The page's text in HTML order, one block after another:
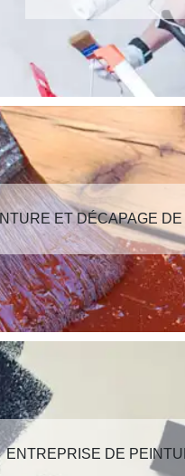
ET DÉCAPAGE
ENTREPRISE DE